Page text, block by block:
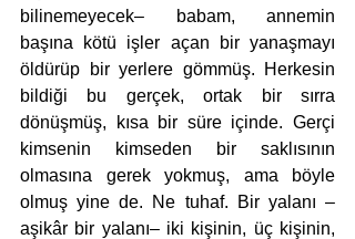
bilinemeyecek– babam, annemin
başına kötü işler açan bir yanaşmayı
öldürüp bir yerlere gömmüş. Herkesin
bildiği bu gerçek, ortak bir sırra
dönüşmüş, kısa bir süre içinde. Gerçi
kimsenin kimseden bir saklısının
olmasına gerek yokmuş, ama böyle
olmuş yine de. Ne tuhaf. Bir yalanı –
aşikâr bir yalanı– iki kişinin, üç kişinin,